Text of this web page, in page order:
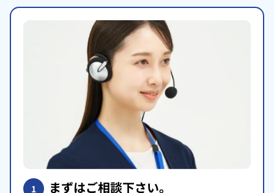
1 まずはご相談下さい。